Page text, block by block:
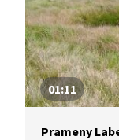
01:11
Prameny